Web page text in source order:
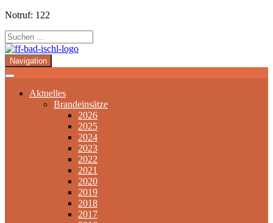
Notruf: 122
Navigation
Aktuelles
Brandeinsätze
2026
2025
2024
2023
2022
2021
2020
2019
2018
2017